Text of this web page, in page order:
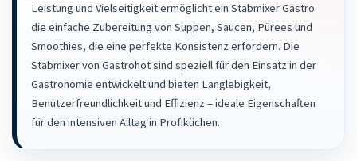
Leistung und Vielseitigkeit ermöglicht ein Stabmixer Gastro
die einfache Zubereitung von Suppen, Saucen, Pürees und
Smoothies, die eine perfekte Konsistenz erfordern. Die
Stabmixer von Gastrohot sind speziell für den Einsatz in der
Gastronomie entwickelt und bieten Langlebigkeit,
Benutzerfreundlichkeit und Effizienz – ideale Eigenschaften
für den intensiven Alltag in Profiküchen.